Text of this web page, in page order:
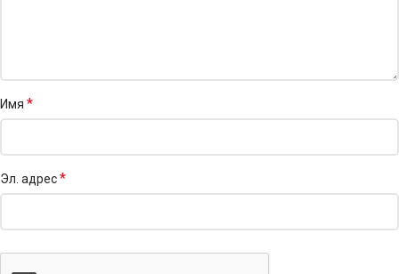
Имя *
Эл. адрес*